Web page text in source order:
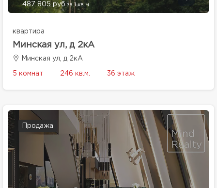
487 805 руб за 1 кв.м.
квартира
Минская ул, д 2кА
Минская ул, д 2кА
5 комнат 246 кв.м. 36 этаж
Продажа